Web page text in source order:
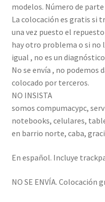
modelos. Número de parte
La colocación es gratis si
una vez puesto el
hay otro problema o si no
igual , no es un
No se envía , no podemos
colocado por terceros.
NO INSISTA
somos compumacypc,
notebooks, celulares,
en barrio norte, caba,
En español. Incluye
NO SE ENVÍA. Colocación